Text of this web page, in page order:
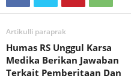
Artikulli paraprak
Humas RS Unggul Karsa
Medika Berikan Jawaban
Terkait Pemberitaan Dan